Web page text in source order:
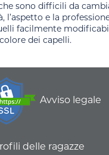
sono difficili da
l’aspetto e la
facilmente
dei capelli.
Avviso legale
delle ragazze